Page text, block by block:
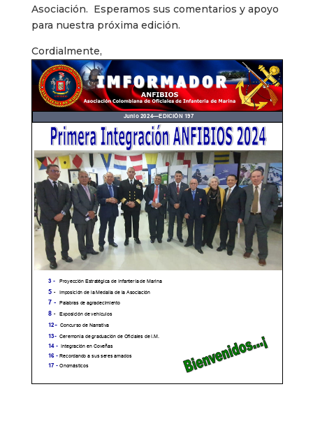
Asociación. Esperamos sus comentarios y apoyo
para nuestra próxima edición.
Cordialmente,